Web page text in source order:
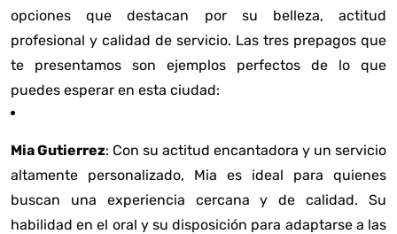
opciones que destacan por su belleza, actitud
profesional y calidad de servicio. Las tres prepagos que
te presentamos son ejemplos perfectos de lo que
puedes esperar en esta ciudad:
Mia Gutierrez: Con su actitud encantadora y un servicio
altamente personalizado, Mia es ideal para quienes
buscan una experiencia cercana y de calidad. Su
habilidad en el oral y su disposición para adaptarse a las